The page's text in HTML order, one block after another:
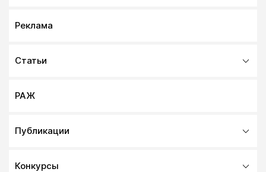
Реклама
Статьи
РАЖ
Публикации
Конкурсы